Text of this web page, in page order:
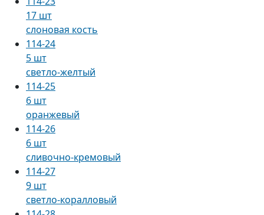
17 шт
слоновая кость
114-24
5 шт
светло-желтый
114-25
6 шт
оранжевый
114-26
6 шт
сливочно-кремовый
114-27
9 шт
светло-коралловый